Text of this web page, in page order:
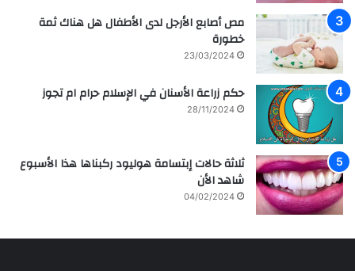
مص أصابع الأرجل لدى الأطفال هل هناك ثمة
خطورة
23/03/2024
حكم زراعة الأسنان في الإسلام حرام ام تجوز
28/11/2024
ثلاثة حالات إبتسامة هوليود ركبناها هذا الأسبوع
شاهد الأن
04/02/2024